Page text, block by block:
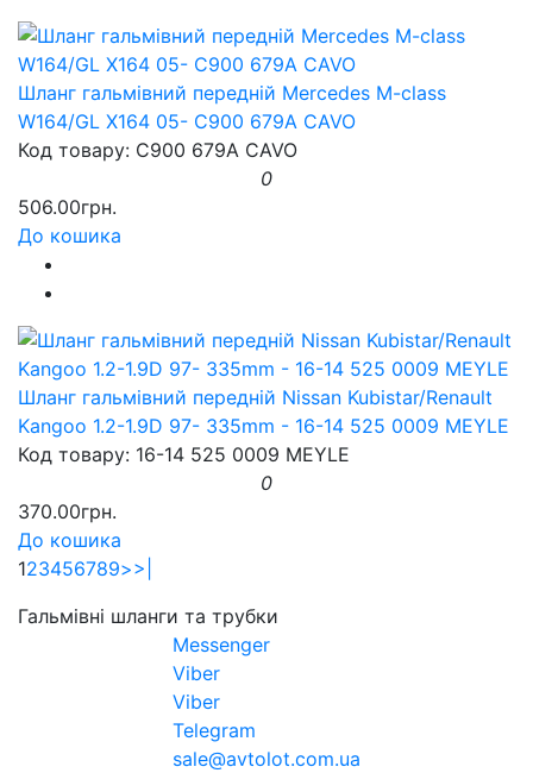
Шланг гальмівний передній Mercedes M-class
W164/GL X164 05- C900 679A CAVO
Код товару: C900 679A CAVO
0
506.00грн.
До кошика
Шланг гальмівний передній Nissan Kubistar/Renault
Kangoo 1.2-1.9D 97- 335mm - 16-14 525 0009 MEYLE
Код товару: 16-14 525 0009 MEYLE
0
370.00грн.
До кошика
123456789>>|
Гальмівні шланги та трубки
Messenger
Viber
Viber
Telegram
sale@avtolot.com.ua